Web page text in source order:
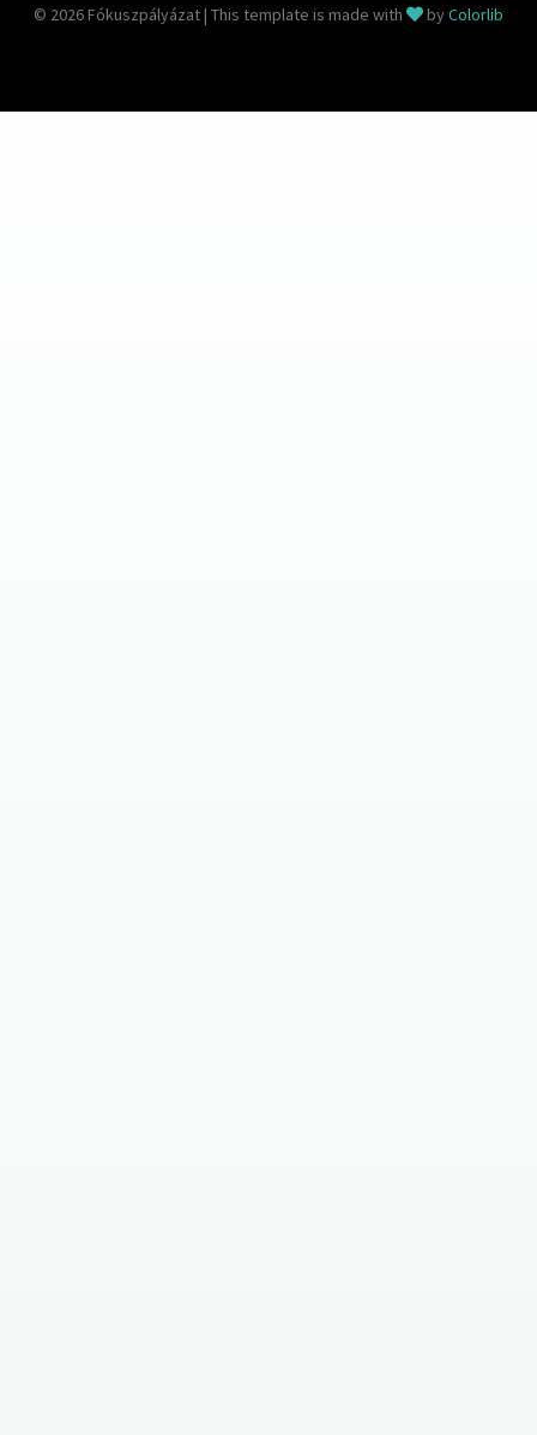
© 2026 Fókuszpályázat | This template is made with byColorlib